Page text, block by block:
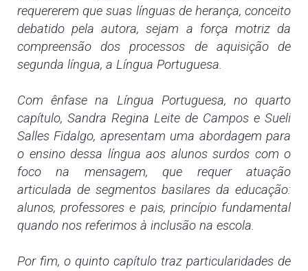
requererem que suas línguas de herança, conceito
debatido pela autora, sejam a força motriz da
compreensão dos processos de aquisição de
segunda língua, a Língua Portuguesa.
Com ênfase na Língua Portuguesa, no quarto
capítulo, Sandra Regina Leite de Campos e Sueli
Salles Fidalgo, apresentam uma abordagem para
o ensino dessa língua aos alunos surdos com o
foco na mensagem, que requer atuação
articulada de segmentos basilares da educação:
alunos, professores e pais, princípio fundamental
quando nos referimos à inclusão na escola.
Por fim, o quinto capítulo traz particularidades de